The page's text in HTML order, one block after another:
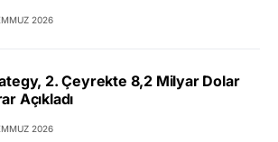
2026
2. Çeyrekte 8,2 Milyar Dolar
Açıkladı
2026